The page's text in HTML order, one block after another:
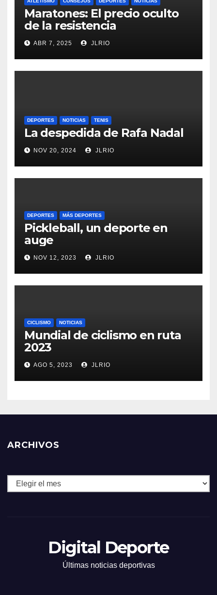
Maratones: El precio oculto
de la resistencia
ABR 7, 2025 JLRIO
DEPORTES NOTICIAS TENIS
La despedida de Rafa Nadal
NOV 20, 2024 JLRIO
DEPORTES MÁS DEPORTES
Pickleball, un deporte en
auge
NOV 12, 2023 JLRIO
CICLISMO NOTICIAS
Mundial de ciclismo en ruta
2023
AGO 5, 2023 JLRIO
ARCHIVOS
Archivos
Digital Deporte
Últimas noticias deportivas